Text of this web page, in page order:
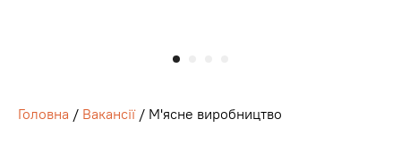
Головна / Вакансії/ М'ясне виробництво